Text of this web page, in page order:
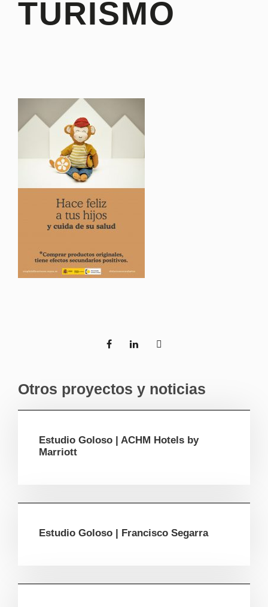
TURISMO
Otros proyectos y noticias
Estudio Goloso | ACHM Hotels by
Marriott
Estudio Goloso | Francisco Segarra